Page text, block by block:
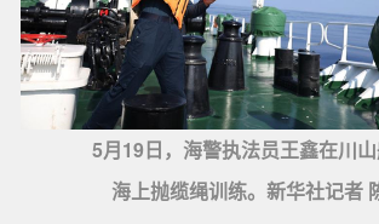
5月19日，海警执法员王鑫在川
海上抛缆绳训练。新华社记者